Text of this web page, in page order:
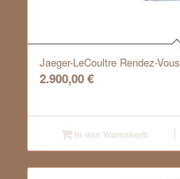
Jaeger-LeCoultre Rendez-Vous
2.900,00€
In den Warenkorb